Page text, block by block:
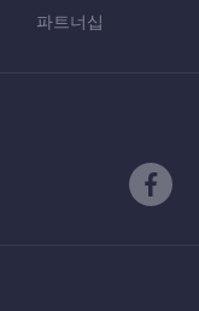
파트너십